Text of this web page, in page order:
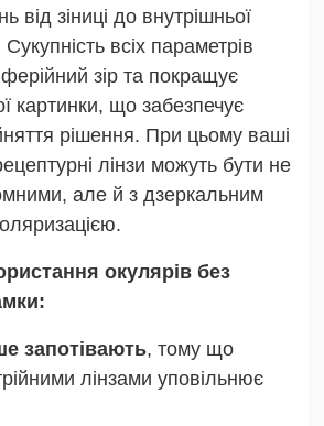
від зіниці до внутрішньої
всіх параметрів
зір та покращує
картинки, що забезпечує
рішення. При цьому ваші
лінзи можуть бути не
але й з дзеркальним
окулярів без
запотівають, тому що
лінзами уповільнює